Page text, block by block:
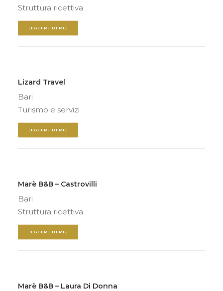
Struttura ricettiva
LEGGERE DI PIÙ
Lizard Travel
Bari
Turismo e servizi
LEGGERE DI PIÙ
Marè B&B – Castrovilli
Bari
Struttura ricettiva
LEGGERE DI PIÙ
Marè B&B – Laura Di Donna